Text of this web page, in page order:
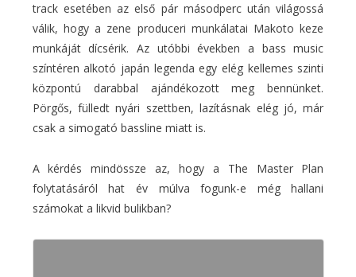
track esetében az első pár másodperc után világossá
válik, hogy a zene produceri munkálatai Makoto keze
munkáját dícsérik. Az utóbbi években a bass music
színtéren alkotó japán legenda egy elég kellemes szinti
központú darabbal ajándékozott meg bennünket.
Pörgős, fülledt nyári szettben, lazításnak elég jó, már
csak a simogató bassline miatt is.
A kérdés mindössze az, hogy a The Master Plan
folytatásáról hat év múlva fogunk-e még hallani
számokat a likvid bulikban?